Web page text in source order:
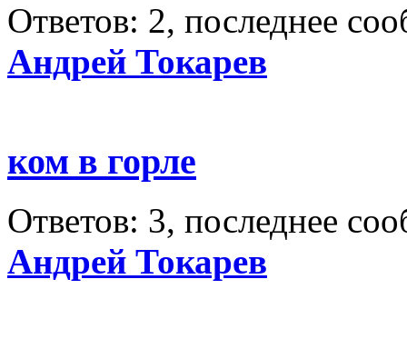
Ответов: 2, последнее
Андрей Токарев
ком в горле
Ответов: 3, последнее
Андрей Токарев